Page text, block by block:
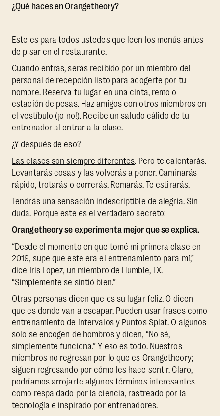
¿Qué haces en Orangetheory?
Este es para todos ustedes que leen los menús antes
de pisar en el restaurante.
Cuando entras, serás recibido por un miembro del
personal de recepción listo para acogerte por tu
nombre. Reserva tu lugar en una cinta, remo o
estación de pesas. Haz amigos con otros miembros en
el vestíbulo (¡o no!). Recibe un saludo cálido de tu
entrenador al entrar a la clase.
¿Y después de eso?
Las clases son siempre diferentes. Pero te calentarás.
Levantarás cosas y las volverás a poner. Caminarás
rápido, trotarás o correrás. Remarás. Te estirarás.
Tendrás una sensación indescriptible de alegría. Sin
duda. Porque este es el verdadero secreto:
Orangetheory se experimenta mejor que se explica.
“Desde el momento en que tomé mi primera clase en
2019, supe que este era el entrenamiento para mí,”
dice Iris Lopez, un miembro de Humble, TX.
“Simplemente se sintió bien.”
Otras personas dicen que es su lugar feliz. O dicen
que es donde van a escapar. Pueden usar frases como
entrenamiento de intervalos y Puntos Splat. O algunos
solo se encogen de hombros y dicen, “No sé,
simplemente funciona.” Y eso es todo. Nuestros
miembros no regresan por lo que es Orangetheory;
siguen regresando por cómo les hace sentir. Claro,
podríamos arrojarte algunos términos interesantes
como respaldado por la ciencia, rastreado por la
tecnología e inspirado por entrenadores.